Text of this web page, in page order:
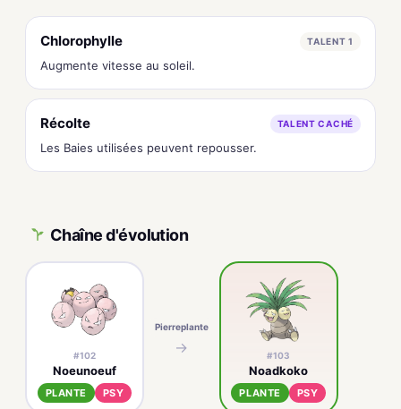
Chlorophylle TALENT 1
Augmente vitesse au soleil.
Récolte TALENT CACHÉ
Les Baies utilisées peuvent repousser.
Chaîne d'évolution
#102
Noeunoeuf
PLANTE PSY
Pierreplante
→ #103
Noadkoko
PLANTE PSY